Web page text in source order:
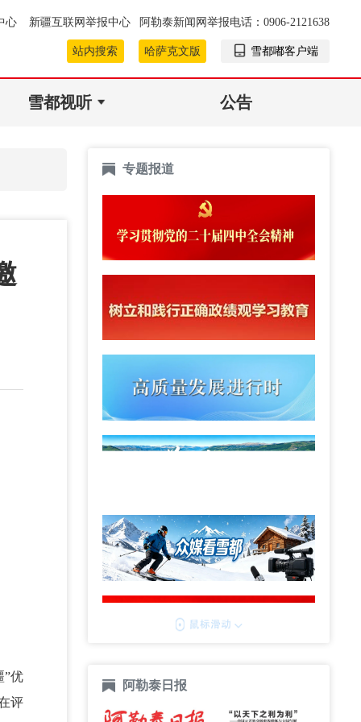
心 新疆互联网举报中心 阿勒泰新闻网举报电话：0906-2121638
站内搜索 哈萨克文版 雪都嘟客户端
雪都视听 公告
”优
评
专题报道
阿勒泰日报